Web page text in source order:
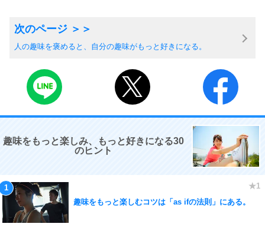
人の趣味を褒めると、自分の趣味がもっと好きになる。
趣味をもっと楽しみ、もっと好きになる30
のヒント
趣味をもっと楽しむコツは「as ifの法則」にある。